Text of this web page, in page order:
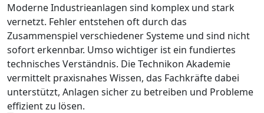
Moderne Industrieanlagen sind komplex und stark
vernetzt. Fehler entstehen oft durch das
Zusammenspiel verschiedener Systeme und sind nicht
sofort erkennbar. Umso wichtiger ist ein fundiertes
technisches Verständnis. Die Technikon Akademie
vermittelt praxisnahes Wissen, das Fachkräfte dabei
unterstützt, Anlagen sicher zu betreiben und Probleme
effizient zu lösen.